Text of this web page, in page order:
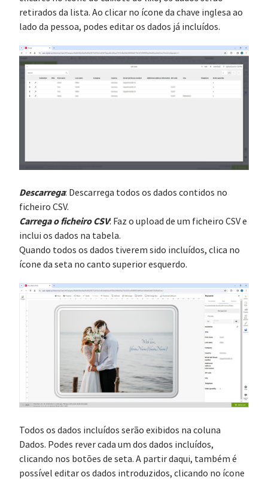
retirados da lista. Ao clicar no ícone da chave inglesa ao
lado da pessoa, podes editar os dados já incluídos.
Descarrega: Descarrega todos os dados contidos no
ficheiro CSV.
Carrega o ficheiro CSV: Faz o upload de um ficheiro CSV e
inclui os dados na tabela.
Quando todos os dados tiverem sido incluídos, clica no
ícone da seta no canto superior esquerdo.
Todos os dados incluídos serão exibidos na coluna
Dados. Podes rever cada um dos dados incluídos,
clicando nos botões de seta. A partir daqui, também é
possível editar os dados introduzidos, clicando no ícone